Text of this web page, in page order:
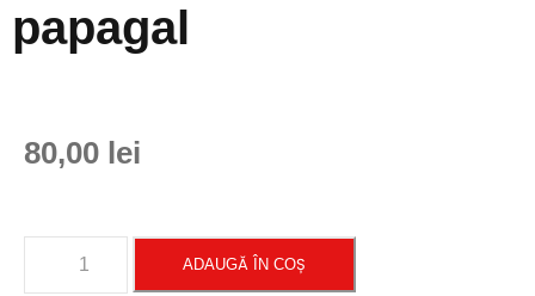
papagal
80,00 lei
ADAUGĂ ÎN COȘ